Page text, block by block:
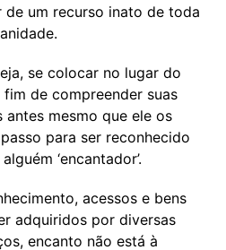
de um recurso inato de toda
se colocar no lugar do
de compreender suas
antes mesmo que ele os
para ser reconhecido
‘encantador’.
acessos e bens
adquiridos por diversas
encanto não está à